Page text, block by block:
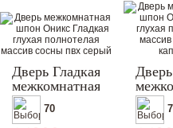
Дверь Гладкая
межкомнатная
70